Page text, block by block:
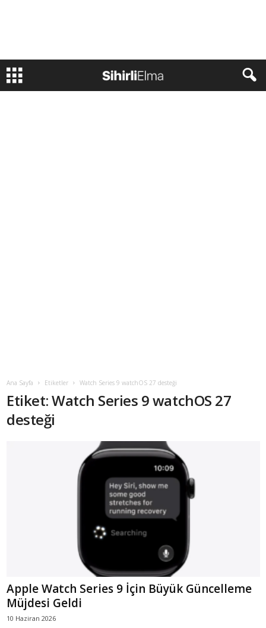
Ana Sayfa Etiketler Watch Series 9 watchOS 27 desteği
Etiket: Watch Series 9 watchOS 27
desteği
Apple Watch Series 9 İçin Büyük Güncelleme
Müjdesi Geldi
10 Haziran 2026